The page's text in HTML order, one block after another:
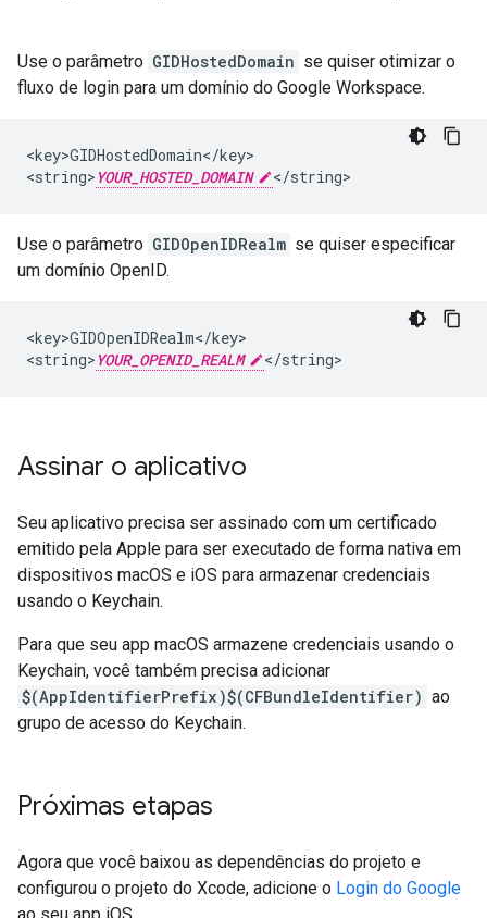
Use o parâmetro GIDHostedDomain se quiser otimizar o
fluxo de login para um domínio do Google Workspace.
<key>GIDHostedDomain</key>
<string> YOUR_HOSTED_DOMAIN </string>
Use o parâmetro GIDOpenIDRealm se quiser especificar
um domínio OpenID.
<key>GIDOpenIDRealm</key>
<string> YOUR_OPENID_REALM </string>
Assinar o aplicativo
Seu aplicativo precisa ser assinado com um certificado
emitido pela Apple para ser executado de forma nativa em
dispositivos macOS e iOS para armazenar credenciais
usando o Keychain.
Para que seu app macOS armazene credenciais usando o
Keychain, você também precisa adicionar
$(AppIdentifierPrefix)$(CFBundleIdentifier) ao
grupo de acesso do Keychain.
Próximas etapas
Agora que você baixou as dependências do projeto e
configurou o projeto do Xcode, adicione o Login do Google